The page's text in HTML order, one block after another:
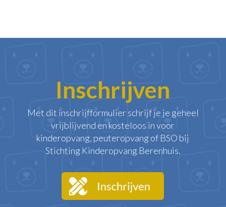
Inschrijven
Met dit inschrijfformulier schrijf je je geheel
vrijblijvend en kosteloos in voor
kinderopvang, peuteropvang of BSO bij
Stichting Kinderopvang Berenhuis.